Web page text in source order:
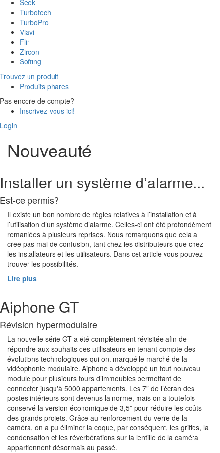
Seek
Turbotech
TurboPro
Viavi
Flir
Zircon
Softing
Trouvez un produit
Produits phares
Pas encore de compte?
Inscrivez-vous ici!
Login
Nouveauté
Installer un système d’alarme...
Est-ce permis?
Il existe un bon nombre de règles relatives à l’installation et à
l’utilisation d’un système d’alarme. Celles-ci ont été profondément
remaniées à plusieurs reprises. Nous remarquons que cela a
créé pas mal de confusion, tant chez les distributeurs que chez
les installateurs et les utilisateurs. Dans cet article vous pouvez
trouver les possibilités.
Lire plus
Aiphone GT
Révision hypermodulaire
La nouvelle série GT a été complètement révisitée afin de
répondre aux souhaits des utilisateurs en tenant compte des
évolutions technologiques qui ont marqué le marché de la
vidéophonie modulaire. Aiphone a développé un tout nouveau
module pour plusieurs tours d’immeubles permettant de
connecter jusqu'à 5000 appartements. Les 7” de l’écran des
postes intérieurs sont devenus la norme, mais on a toutefois
conservé la version économique de 3,5” pour réduire les coûts
des grands projets. Grâce au renforcement du verre de la
caméra, on a pu éliminer la coque, par conséquent, les griffes, la
condensation et les réverbérations sur la lentille de la caméra
appartiennent désormais au passé.